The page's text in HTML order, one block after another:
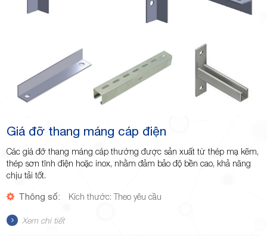
Giá đỡ thang máng cáp điện
Các giá đỡ thang máng cáp thường được sản xuất từ thép mạ kẽm,
thép sơn tĩnh điện hoặc inox, nhằm đảm bảo độ bền cao, khả năng
chịu tải tốt.
Thông số: Kích thước: Theo yêu cầu
Xem chi tiết